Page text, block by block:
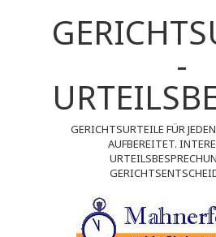
-
GERICHTSURTEILE FÜR
AUFBEREITET.